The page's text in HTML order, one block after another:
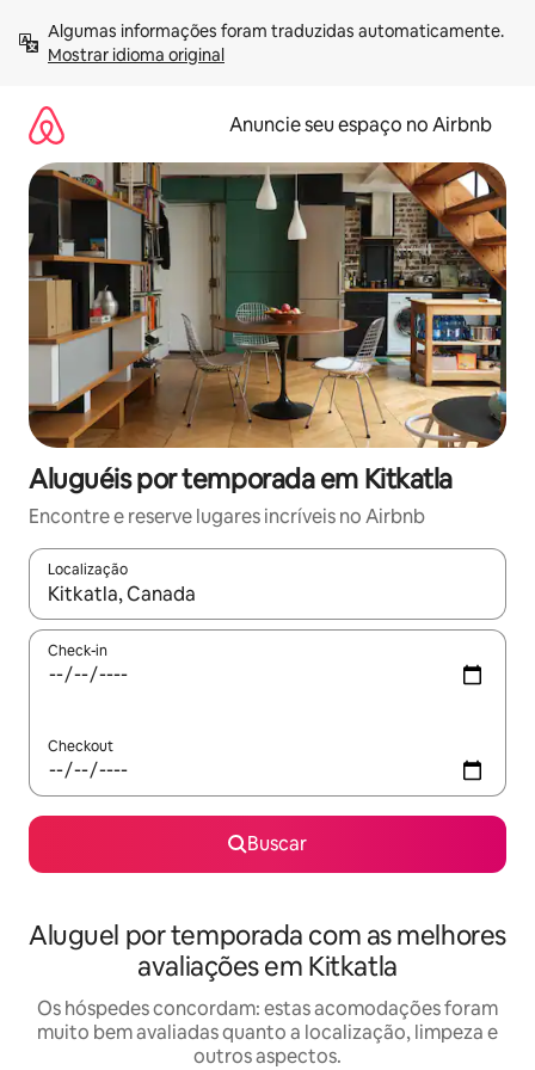
para
Mostrar idioma original
Anuncie seu espaço no Airbnb
Aluguéis por temporada em Kitkatla
Encontre e reserve lugares incríveis no Airbnb
Localização
Quando os resultados estiverem disponíveis, explore-os
Check-in
Checkout
Buscar
Aluguel por temporada com as melhores
avaliações em Kitkatla
Os hóspedes concordam: estas acomodações foram
muito bem avaliadas quanto a localização, limpeza e
outros aspectos.